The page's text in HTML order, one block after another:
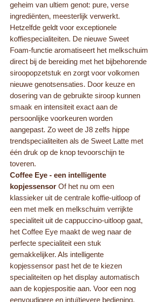
geheim van ultiem genot: pure, verse
ingrediënten, meesterlijk verwerkt.
Hetzelfde geldt voor exceptionele
koffiespecialiteiten. De nieuwe Sweet
Foam-functie aromatiseert het melkschuim
direct bij de bereiding met het bijbehorende
siroopopzetstuk en zorgt voor volkomen
nieuwe genotsensaties. Door keuze en
dosering van de gebruikte siroop kunnen
smaak en intensiteit exact aan de
persoonlijke voorkeuren worden
aangepast. Zo weet de J8 zelfs hippe
trendspecialiteiten als de Sweet Latte met
één druk op de knop tevoorschijn te
toveren.
Coffee Eye - een intelligente
kopjessensor Of het nu om een
klassieker uit de centrale koffie-uitloop of
een met melk en melkschuim verrijkte
specialiteit uit de cappuccino-uitloop gaat,
het Coffee Eye maakt de weg naar de
perfecte specialiteit een stuk
gemakkelijker. Als intelligente
kopjessensor past het de te kiezen
specialiteiten op het display automatisch
aan de kopjespositie aan. Voor een nog
eenvoudigere en intuïtievere bediening.